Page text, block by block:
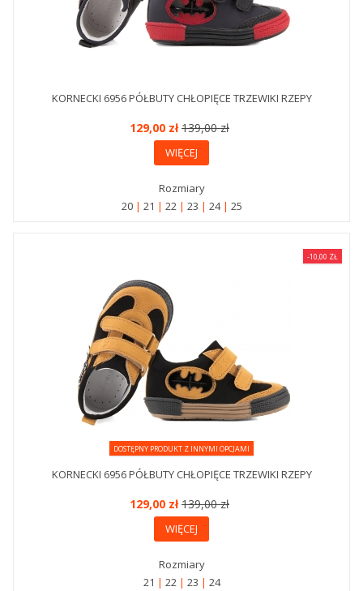
KORNECKI 6956 PÓŁBUTY CHŁOPIĘCE TRZEWIKI RZEPY
129,00 zł139,00 zł
WIĘCEJ
Rozmiary
20
21 22 23 24 25
-10,00 ZŁ
DOSTĘPNY PRODUKT Z INNYMI OPCJAMI
KORNECKI 6956 PÓŁBUTY CHŁOPIĘCE TRZEWIKI RZEPY
129,00 zł139,00 zł
WIĘCEJ
Rozmiary
21
22 23 24